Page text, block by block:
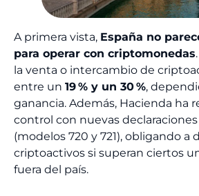
A primera vista, España no
para operar con criptomonedas
la venta o intercambio de
entre un 19 % y un 30 %,
ganancia. Además, Hacienda ha
control con nuevas
(modelos 720 y 721), obligando a
criptoactivos si superan ciertos
fuera del país.